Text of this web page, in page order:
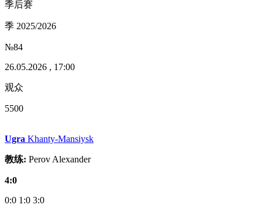
季后赛
季 2025/2026
№84
26.05.2026 , 17:00
观众
5500
Ugra Khanty-Mansiysk
教练: Perov Alexander
4:0
0:0 1:0 3:0